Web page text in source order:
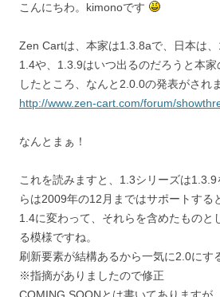
こんにちわ。kimonoです
Zen Cartは、本家は1.3.8aで、日本は、
1.4や、1.3.9はいつ出るのだろうと本家
したところ、なんと2.0.0の発表がされ
http://www.zen-cart.com/forum/
なんとまぁ！
これを読みますと、1.3シリーズは
らは2009年の12月まではサポートする
1.4に変わって、それらを含めたものと
る模様ですね。
刷新要素が結構あるから一気に2.0にす
※指摘がありましたので修正